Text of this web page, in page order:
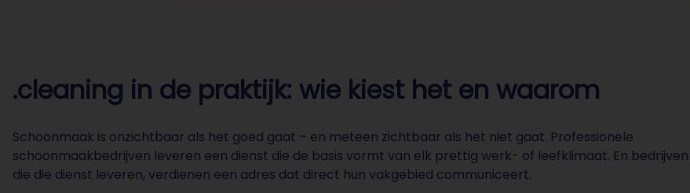
.cleaning in de praktijk: wie kiest het en waarom
Schoonmaak is onzichtbaar als het goed gaat – en meteen zichtbaar als het niet gaat. Professionele
schoonmaakbedrijven leveren een dienst die de basis vormt van elk prettig werk- of leefklimaat. En bedrijven
die die dienst leveren, verdienen een adres dat direct hun vakgebied communiceert.